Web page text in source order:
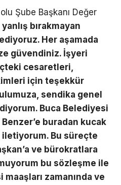
Şube Başkanı Değer
bırakmayan
Her aşamada
güvendiniz. İşyeri
cesaretleri,
için teşekkür
sendika genel
Buca Belediyesi
buradan kucak
Bu süreçte
ve bürokratlara
bu sözleşme ile
zamanında ve